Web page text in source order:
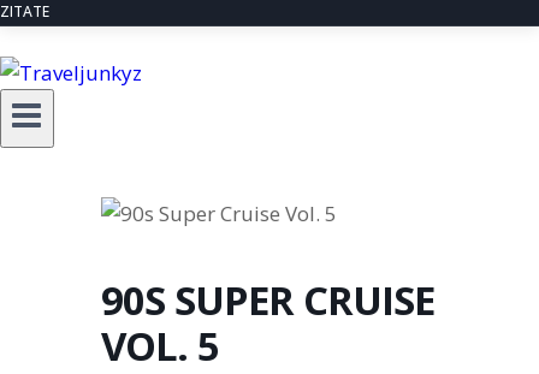
ZITATE
90S SUPER CRUISE
VOL. 5